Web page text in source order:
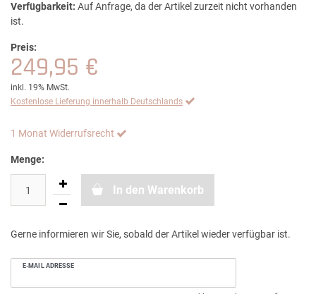
Verfügbarkeit: Auf Anfrage, da der Artikel zurzeit nicht vorhanden
ist.
Preis:
249,95 €
inkl. 19% MwSt.
Kostenlose Lieferung innerhalb Deutschlands
1 Monat Widerrufsrecht
Menge:
In den Warenkorb
Gerne informieren wir Sie, sobald der Artikel wieder verfügbar ist.
E-MAIL ADRESSE